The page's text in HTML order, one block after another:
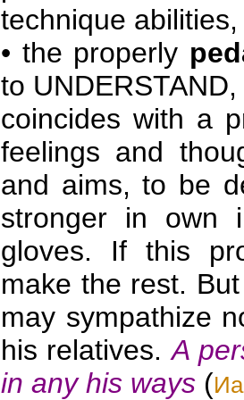
technique abilities,
• the properly
to
coincides with a
feelings and
and aims, to be
stronger in own
gloves. If this
make the rest.
may sympathize
his relatives.A
in any his ways (